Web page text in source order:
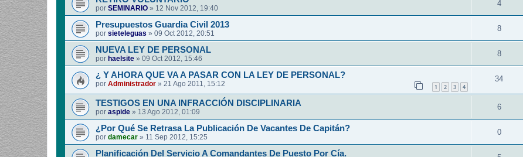
por SEMINARIO » 12 Nov 2012, 19:40
4
Presupuestos Guardia Civil 2013
por sieteleguas » 09 Oct 2012, 20:51
8
NUEVA LEY DE PERSONAL
por haelsite » 09 Oct 2012, 15:46
8
¿ Y AHORA QUE VA A PASAR CON LA LEY DE PERSONAL?
por Administrador » 21 Ago 2011, 15:12 1 2 3 4
34
TESTIGOS EN UNA INFRACCIÓN DISCIPLINARIA
por aspide » 13 Ago 2012, 01:09
6
¿Por Qué Se Retrasa La Publicación De Vacantes De Capitán?
por damecar » 11 Sep 2012, 15:25
0
Planificación Del Servicio A Comandantes De Puesto Por Cía.